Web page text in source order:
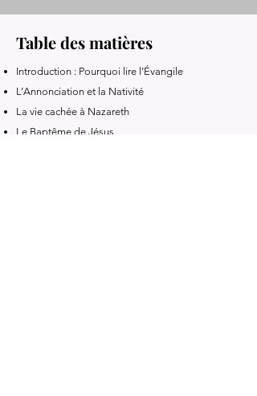
Table des matières
Introduction : Pourquoi lire l’Évangile
L’Annonciation et la Nativité
La vie cachée à Nazareth
Le Baptême de Jésus